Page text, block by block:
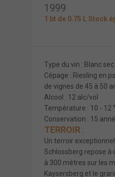
1999
1 bt de 0.75 L Stock
Type du vin : Blanc
Cépage : Riesling en
de vignes de 45 à 50
Alcool : 12 alc/vol
Température : 10 - 12
Conservation : 15
TERROIR :
Un terroir
Schlossberg repose à
à 300 mètres sur les
Kaysersberg et le